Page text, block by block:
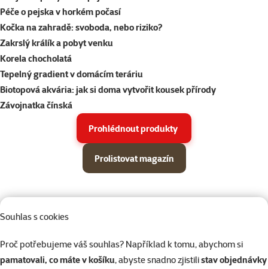
Souhlas s cookies
Proč potřebujeme váš souhlas? Například k tomu, abychom si
pamatovali, co máte v košíku, abyste snadno zjistilistav objednávky
Péče o pejska v horkém počasí
Kočka na zahradě: svoboda, nebo riziko?
Zakrslý králík a pobyt venku
Korela chocholatá
Tepelný gradient v domácím teráriu
Biotopová akvária: jak si doma vytvořit kousek přírody
Závojnatka čínská
Prohlédnout produkty
Prolistovat magazín
Kočky
Parametrický filtr
Vybrané filtry
Produkty v akci Super zoo magazín léto 2026